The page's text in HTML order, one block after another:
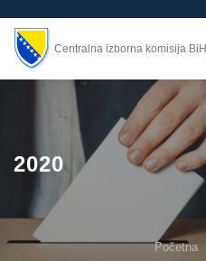
Centralna izborna komisija BiH
2020
Početna